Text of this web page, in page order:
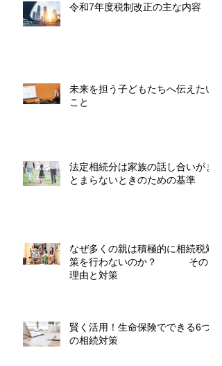
令和7年度税制改正の主な内容
未来を担う子どもたちへ伝えたい
こと
法定相続分は家族の話し合いがま
とまらないときのための基準
なぜ多くの親は積極的に相続税対
策を行わないのか？ その
理由と対策
賢く活用！生命保険でできる6つ
の相続対策